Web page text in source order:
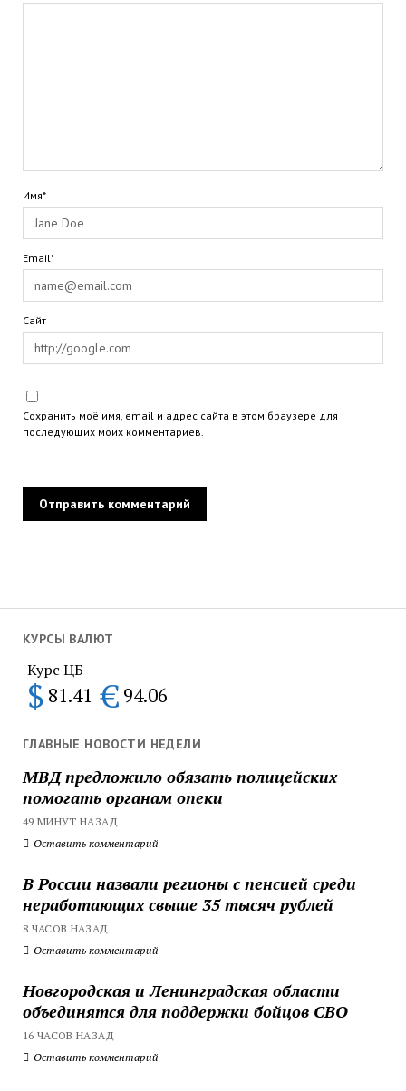
КУРСЫ ВАЛЮТ
Курс ЦБ
$ 81.41 € 94.06
ГЛАВНЫЕ НОВОСТИ НЕДЕЛИ
МВД предложило обязать полицейских
помогать органам опеки
49 МИНУТ НАЗАД
Оставить комментарий
В России назвали регионы с пенсией среди
неработающих свыше 35 тысяч рублей
8 ЧАСОВ НАЗАД
Оставить комментарий
Новгородская и Ленинградская области
объединятся для поддержки бойцов СВО
16 ЧАСОВ НАЗАД
Оставить комментарий
Имя*
Email*
Сайт
Сохранить моё имя, email и адрес сайта в этом браузере для
последующих моих комментариев.